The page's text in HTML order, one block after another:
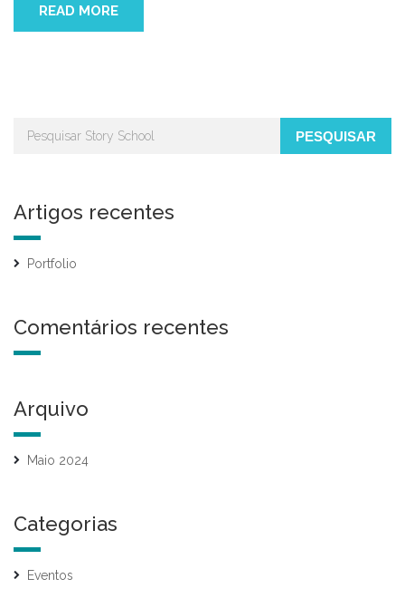
READ MORE
PESQUISAR
Artigos recentes
Portfolio
Comentários recentes
Arquivo
Maio 2024
Categorias
Eventos